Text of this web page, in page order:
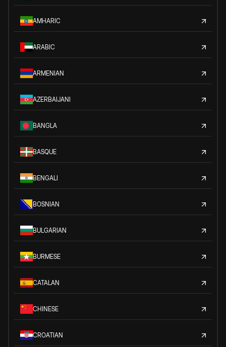
AMHARIC
ARABIC
ARMENIAN
AZERBAIJANI
BANGLA
BASQUE
BENGALI
BOSNIAN
BULGARIAN
BURMESE
CATALAN
CHINESE
CROATIAN